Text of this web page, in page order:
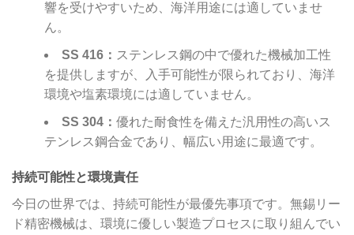
響を受けやすいため、海洋用途には適していませ
ん。
SS 416： ステンレス鋼の中で優れた機械加工性
を提供しますが、入手可能性が限られており、海洋
環境や塩素環境には適していません。
SS 304： 優れた耐食性を備えた汎用性の高いス
テンレス鋼合金であり、幅広い用途に最適です。
持続可能性と環境責任
今日の世界では、持続可能性が最優先事項です。無錫リー
ド精密機械は、環境に優しい製造プロセスに取り組んでい